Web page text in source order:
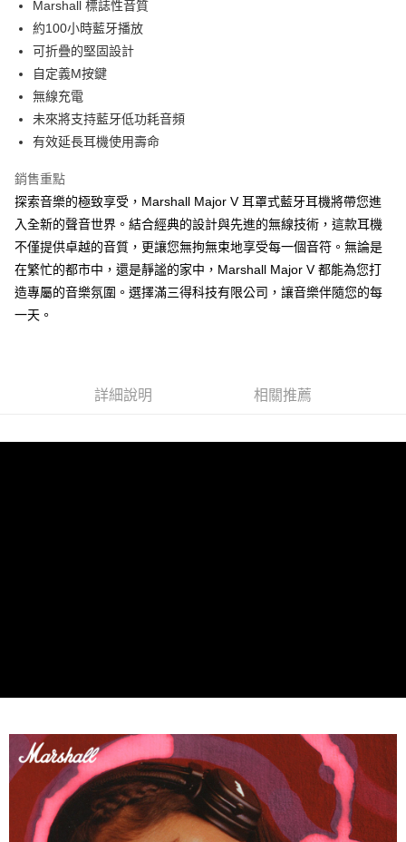
Marshall 標誌性音質
約100小時藍牙播放
可折疊的堅固設計
自定義M按鍵
無線充電
未來將支持藍牙低功耗音頻
有效延長耳機使用壽命
銷售重點
探索音樂的極致享受，Marshall Major V 耳罩式藍牙耳機將帶您進
入全新的聲音世界。結合經典的設計與先進的無線技術，這款耳機
不僅提供卓越的音質，更讓您無拘無束地享受每一個音符。無論是
在繁忙的都市中，還是靜謐的家中，Marshall Major V 都能為您打
造專屬的音樂氛圍。選擇滿三得科技有限公司，讓音樂伴隨您的每
一天。
詳細說明 相關推薦